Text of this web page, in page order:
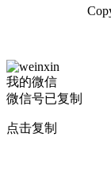
我的微信
微信号已复制
点击复制